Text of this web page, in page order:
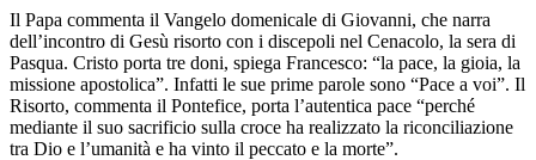
Il Papa commenta il Vangelo domenicale di Giovanni, che narra
dell’incontro di Gesù risorto con i discepoli nel Cenacolo, la sera di
Pasqua. Cristo porta tre doni, spiega Francesco: “la pace, la gioia, la
missione apostolica”. Infatti le sue prime parole sono “Pace a voi”. Il
Risorto, commenta il Pontefice, porta l’autentica pace “perché
mediante il suo sacrificio sulla croce ha realizzato la riconciliazione
tra Dio e l’umanità e ha vinto il peccato e la morte”.